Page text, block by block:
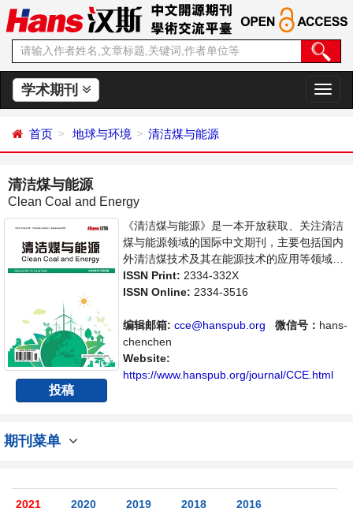
学术期刊
切
换
首页 地球与环境 清洁煤与能源
清洁煤与能源
Clean Coal and Energy
投稿
《清洁煤与能源》是一本开放获取、关注清洁
煤与能源领域的国际中文期刊，主要包括国内
外清洁煤技术及其在能源技术的应用等领域最
新成果介绍，学者讨论，某一领域的研究进展
和专业评论等多方面的内容，旨在给世界范围
分享和讨论清洁煤领域内不同方向问题与发展
的交流平台。
ISSN Print: 2334-332X
ISSN Online: 2334-3516
编辑邮箱: cce@hanspub.org 微信号： hans-
chenchen
Website:
https://www.hanspub.org/journal/CCE.html
期刊菜单
2021 2020 2019 2018
2016